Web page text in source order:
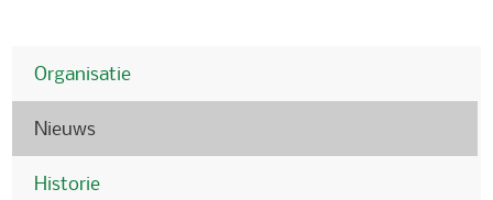
Organisatie
Nieuws
Historie